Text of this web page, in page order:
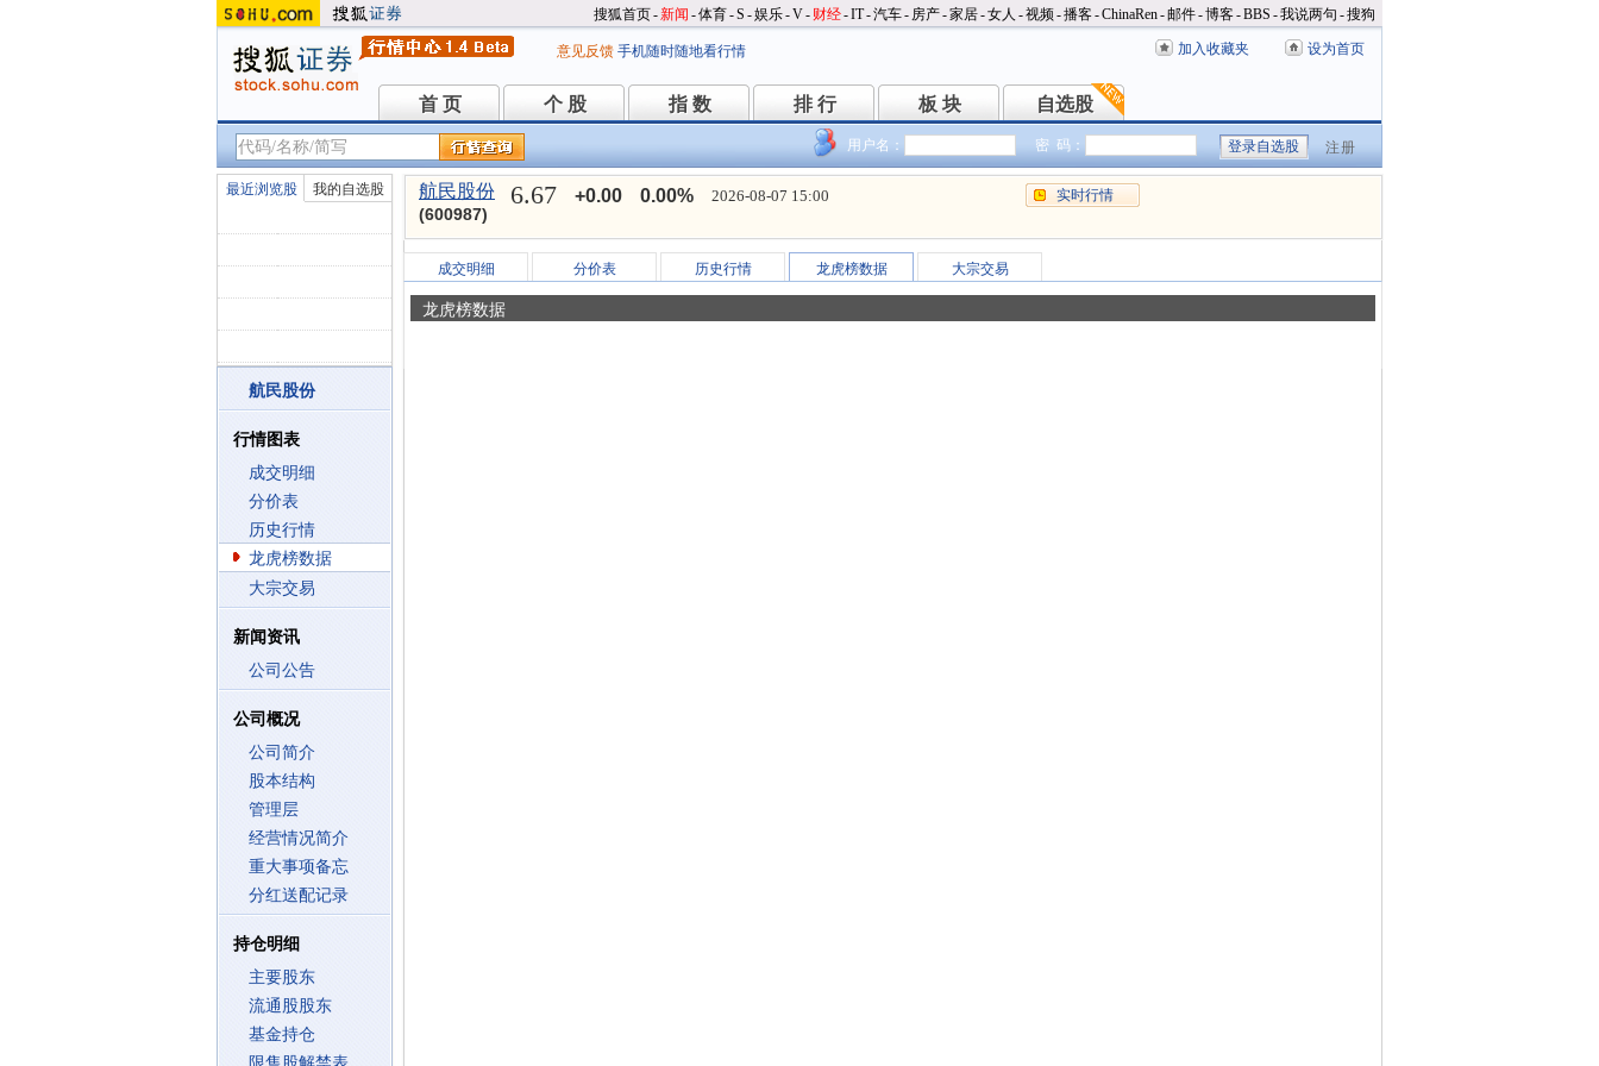
搜狐首页-新闻 -体育-S -娱乐-V- 财经-IT-汽车- 房产-家居-女人 -视频-播客-ChinaRen-邮件-博客-BBS -我说两句 -搜狗
意见反馈 手机随时随地看行情 加入收藏夹 设为首页
首 页
首 页 个 股
个 股 指 数
指 数 排 行
排 行 板 块
板 块 自选股
自选股
用户名： 密 码： 注册
最近浏览股 我的自选股
航民股份
行情图表
成交明细
分价表
历史行情
龙虎榜数据
大宗交易
新闻资讯
公司公告
公司概况
公司简介
股本结构
管理层
经营情况简介
重大事项备忘
分红送配记录
持仓明细
主要股东
流通股股东
基金持仓
航民股份
(600987)
6.67 +0.00 0.00% 2026-08-07 15:00 实时行情
成交明细 分价表 历史行情 龙虎榜数据 大宗交易
龙虎榜数据